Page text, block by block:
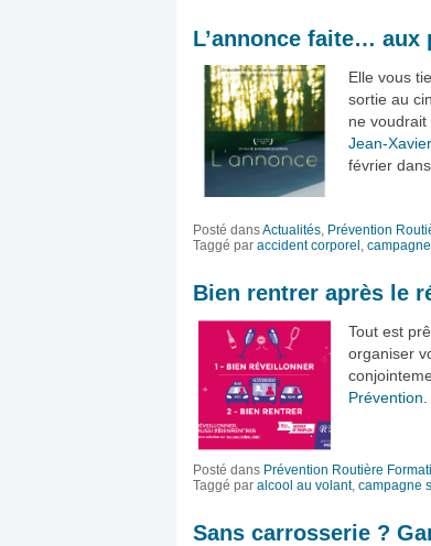
L’annonce faite…
Elle vous
sortie au
ne voudrait
Jean-
février
Posté dansActualités, Prévention
Taggé par accident corporel ,
Bien rentrer après le
Tout est
organiser
Prévention
Posté dans Prévention Routière
Taggé par alcool au volant, campagne
Sans carrosserie ?